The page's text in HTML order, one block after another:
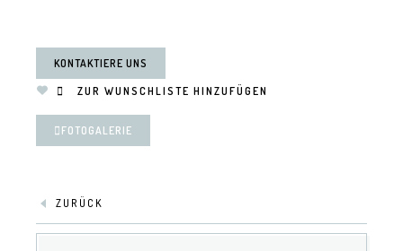
KONTAKTIERE UNS
ZUR WUNSCHLISTE HINZUFÜGEN
FOTOGALERIE
ZURÜCK